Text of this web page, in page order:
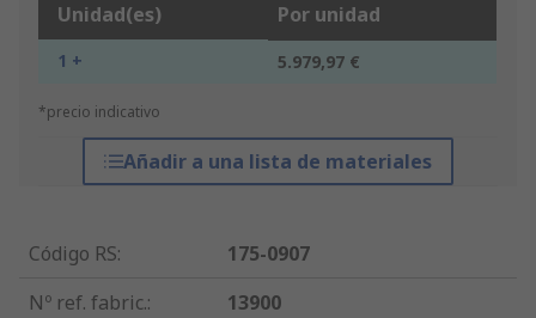
Unidad(es) Por unidad
1 + 5.979,97 €
*precio indicativo
Añadir a una lista de materiales
Código RS:
175-0907
Nº ref. fabric.:
13900